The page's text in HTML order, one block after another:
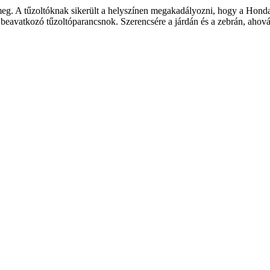
A tűzoltóknak sikerült a helyszínen megakadályozni, hogy a
tűzoltóparancsnok. Szerencsére a járdán és a zebrán,